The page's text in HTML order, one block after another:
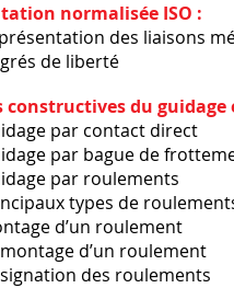
normalisée ISO :
liaisons
liberté
constructives du
direct
de
roulements
de roulements et
roulement
roulement
roulements